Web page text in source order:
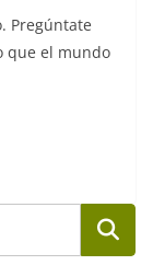
Pregúntate
que el mundo